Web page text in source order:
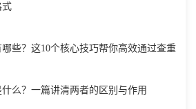
式
些？这10个核心技巧帮你高效通过查重
么？一篇讲清两者的区别与作用